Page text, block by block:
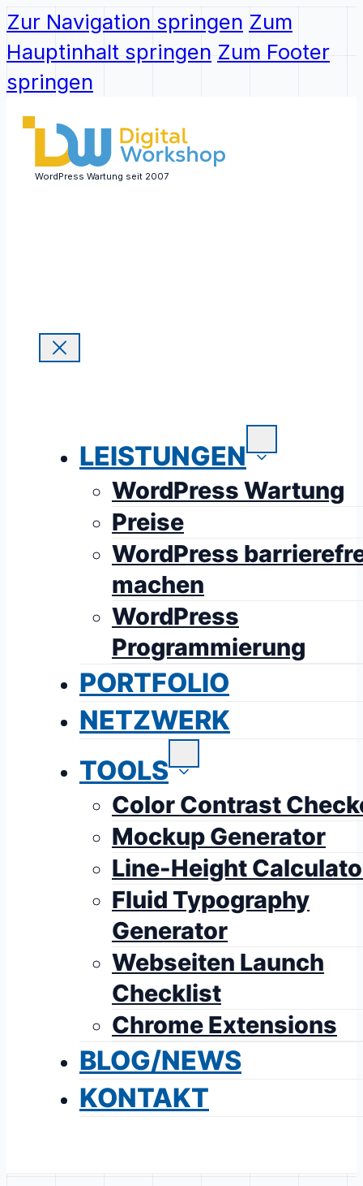
Zur Navigation springen Zum
Hauptinhalt springen Zum Footer
springen
WordPress Wartung seit 2007
LEISTUNGEN
WordPress Wartung
Preise
WordPress
machen
WordPress
Programmierung
PORTFOLIO
NETZWERK
TOOLS
Color Contrast
Mockup Generator
Line-Height
Fluid Typography
Generator
Webseiten Launch
Checklist
Chrome Extensions
BLOG/NEWS
KONTAKT